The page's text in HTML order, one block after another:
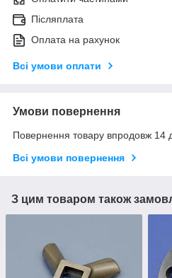
Післяплата
Оплата на рахунок
Всі умови оплати
Умови повернення
Повернення товару впродовж 14
Всі умови повернення
З цим товаром також